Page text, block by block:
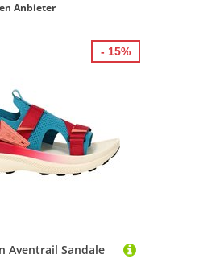
Anbieter
Aventrail Sandale
- 15%